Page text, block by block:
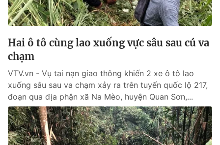
Hai ô tô cùng lao xuống vực sâu sau cú va
chạm
VTV.vn - Vụ tai nạn giao thông khiến 2 xe ô tô lao
xuống sâu sau va chạm xảy ra trên tuyến quốc lộ 217,
đoạn qua địa phận xã Na Mèo, huyện Quan Sơn,...